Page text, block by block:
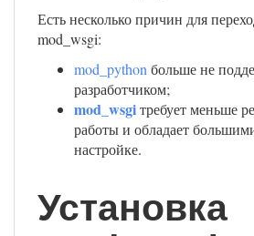
Есть несколько причин для
mod_wsgi:
mod_python больше не
разработчиком;
mod_wsgiтребует меньше
работы и обладает
настройке.
Установка